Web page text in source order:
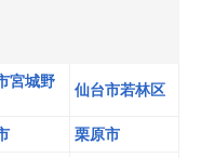
宮城野
仙台市若林区
栗原市